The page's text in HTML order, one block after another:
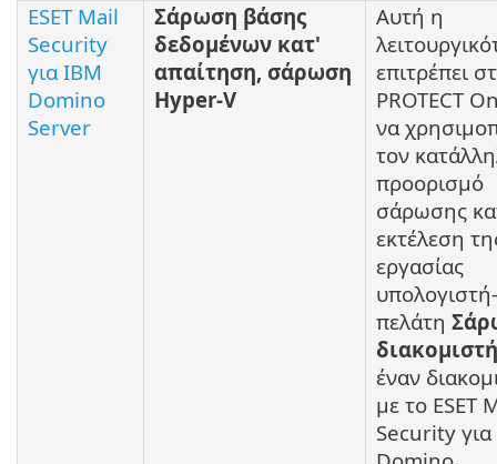
ESET Mail
Security
για IBM
Domino
Server
Σάρωση βάσης
δεδομένων κατ'
απαίτηση, σάρωση
Hyper-V
Αυτή η
επιτρέπει
PROTECT
να
τον
προορισμό
σάρωσης
εκτέλεση
εργασίας
υπολογιστή-
πελάτη
διακομιστή
έναν
με το ESET
Security